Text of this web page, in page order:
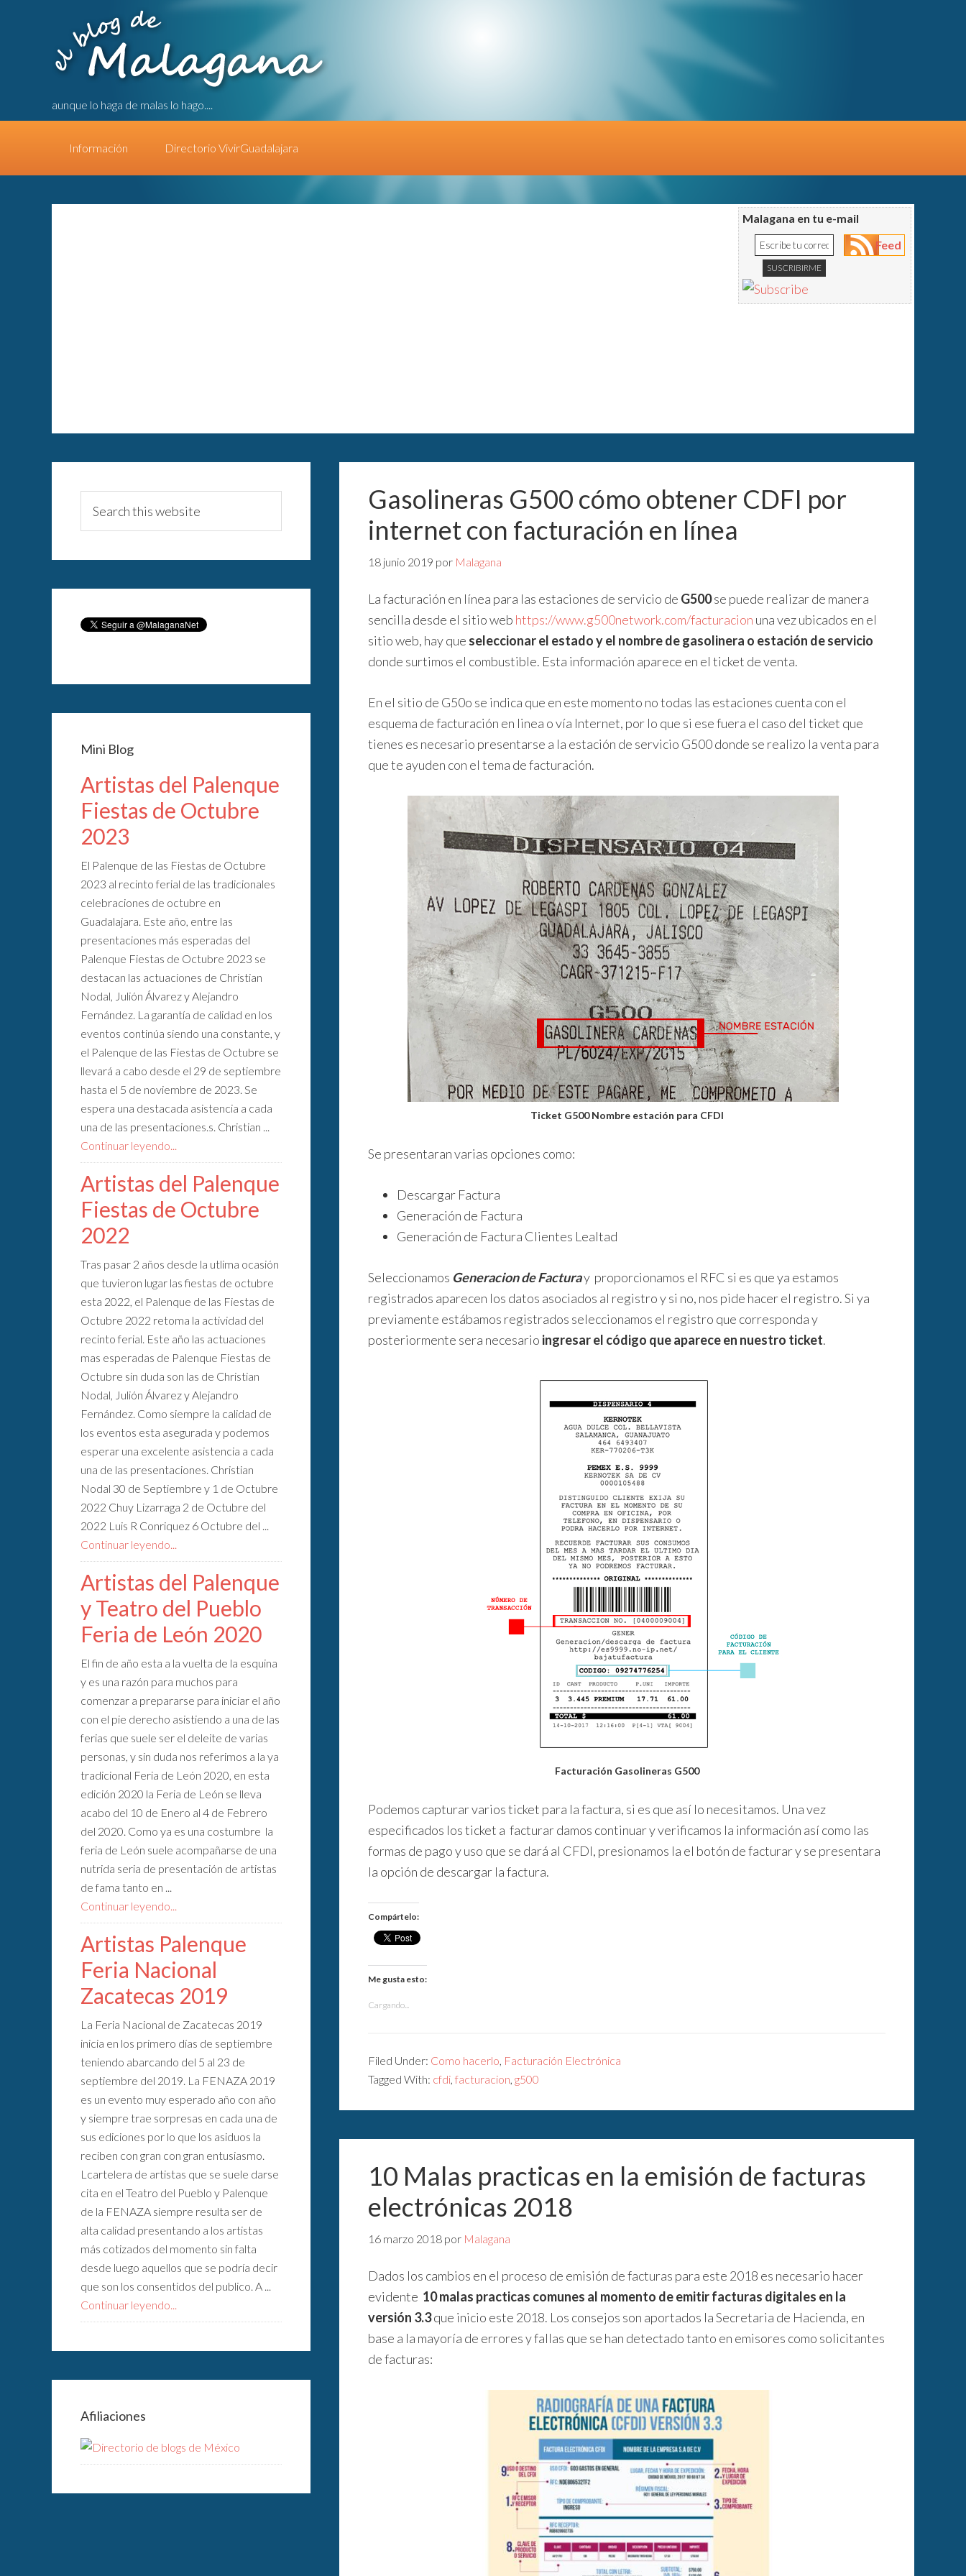
aunque lo haga de malas lo hago....
Información Directorio VivirGuadalajara
Malagana en tu e-mail
Feed
Gasolineras G500 cómo obtener CDFI por
internet con facturación en línea
18 junio 2019 por Malagana
La facturación en línea para las estaciones de servicio de G500se puede realizar de manera
sencilla desde el sitio web https://www.g500network.com/facturacion una vez ubicados en el
sitio web, hay que seleccionar el estado y el nombre de gasolinera o estación de servicio
donde surtimos el combustible. Esta información aparece en el ticket de venta.
En el sitio de G50o se indica que en este momento no todas las estaciones cuenta con el
esquema de facturación en linea o vía Internet, por lo que si ese fuera el caso del ticket que
tienes es necesario presentarse a la estación de servicio G500 donde se realizo la venta para
que te ayuden con el tema de facturación.
Ticket G500 Nombre estación para CFDI
Se presentaran varias opciones como:
Descargar Factura
Generación de Factura
Generación de Factura Clientes Lealtad
Seleccionamos Generacion de Facturay proporcionamos el RFC si es que ya estamos
registrados aparecen los datos asociados al registro y si no, nos pide hacer el registro. Si ya
previamente estábamos registrados seleccionamos el registro que corresponda y
posteriormente sera necesario ingresar el código que aparece en nuestro ticket.
Facturación Gasolineras G500
Podemos capturar varios ticket para la factura, si es que así lo necesitamos. Una vez
especificados los ticket a facturar damos continuar y verificamos la información así como las
formas de pago y uso que se dará al CFDI, presionamos la el botón de facturar y se presentara
la opción de descargar la factura.
Compártelo:
Me gusta esto:
Cargando...
Filed Under: Como hacerlo, Facturación Electrónica
Tagged With: cfdi, facturacion, g500
10 Malas practicas en la emisión de facturas
electrónicas 2018
16 marzo 2018 por Malagana
Dados los cambios en el proceso de emisión de facturas para este 2018 es necesario hacer
evidente 10 malas practicas comunes al momento de emitir facturas digitales en la
versión 3.3que inicio este 2018. Los consejos son aportados la Secretaria de Hacienda, en
base a la mayoría de errores y fallas que se han detectado tanto en emisores como solicitantes
de facturas:
Mini Blog
Artistas del Palenque
Fiestas de Octubre
2023
El Palenque de las Fiestas de Octubre
2023 al recinto ferial de las tradicionales
celebraciones de octubre en
Guadalajara. Este año, entre las
presentaciones más esperadas del
Palenque Fiestas de Octubre 2023 se
destacan las actuaciones de Christian
Nodal, Julión Álvarez y Alejandro
Fernández. La garantía de calidad en los
eventos continúa siendo una constante, y
el Palenque de las Fiestas de Octubre se
llevará a cabo desde el 29 de septiembre
hasta el 5 de noviembre de 2023. Se
espera una destacada asistencia a cada
una de las presentaciones.s. Christian ...
Continuar leyendo...
Artistas del Palenque
Fiestas de Octubre
2022
Tras pasar 2 años desde la utlima ocasión
que tuvieron lugar las fiestas de octubre
esta 2022, el Palenque de las Fiestas de
Octubre 2022 retoma la actividad del
recinto ferial. Este año las actuaciones
mas esperadas de Palenque Fiestas de
Octubre sin duda son las de Christian
Nodal, Julión Álvarez y Alejandro
Fernández. Como siempre la calidad de
los eventos esta asegurada y podemos
esperar una excelente asistencia a cada
una de las presentaciones. Christian
Nodal 30 de Septiembre y 1 de Octubre
2022 Chuy Lizarraga 2 de Octubre del
2022 Luis R Conriquez 6 Octubre del ...
Continuar leyendo...
Artistas del Palenque
y Teatro del Pueblo
Feria de León 2020
El fin de año esta a la vuelta de la esquina
y es una razón para muchos para
comenzar a prepararse para iniciar el año
con el pie derecho asistiendo a una de las
ferias que suele ser el deleite de varias
personas, y sin duda nos referimos a la ya
tradicional Feria de León 2020, en esta
edición 2020 la Feria de León se lleva
acabo del 10 de Enero al 4 de Febrero
del 2020. Como ya es una costumbre la
feria de León suele acompañarse de una
nutrida seria de presentación de artistas
de fama tanto en ...
Continuar leyendo...
Artistas Palenque
Feria Nacional
Zacatecas 2019
La Feria Nacional de Zacatecas 2019
inicia en los primero días de septiembre
teniendo abarcando del 5 al 23 de
septiembre del 2019. La FENAZA 2019
es un evento muy esperado año con año
y siempre trae sorpresas en cada una de
sus ediciones por lo que los asiduos la
reciben con gran con gran entusiasmo.
Lcartelera de artistas que se suele darse
cita en el Teatro del Pueblo y Palenque
de la FENAZA siempre resulta ser de
alta calidad presentando a los artistas
más cotizados del momento sin falta
desde luego aquellos que se podría decir
que son los consentidos del publico. A ...
Continuar leyendo...
Afiliaciones